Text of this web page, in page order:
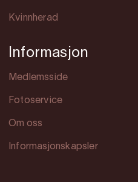
Kvinnherad
Informasjon
Medlemsside
Fotoservice
Om oss
Informasjonskapsler